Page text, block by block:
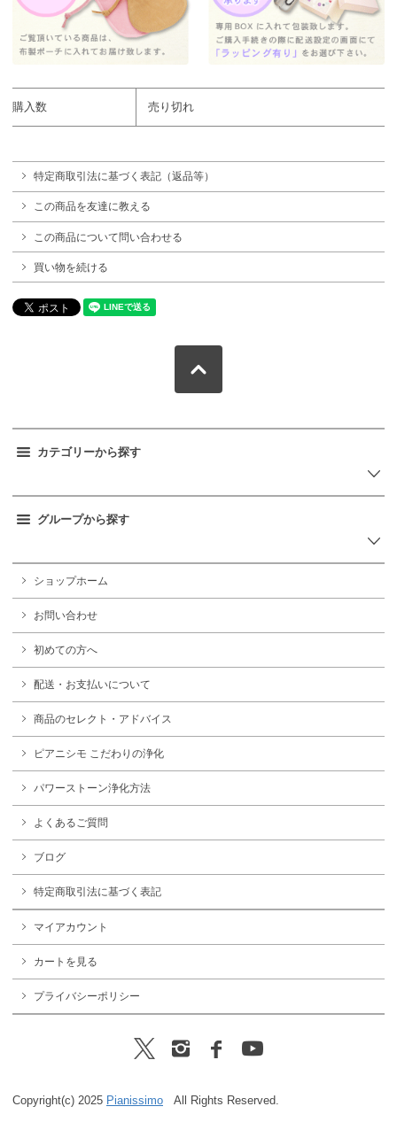
購入数 売り切れ
特定商取引法に基づく表記（返品等）
この商品を友達に教える
この商品について問い合わせる
買い物を続ける
カテゴリーから探す
グループから探す
ショップホーム
お問い合わせ
初めての方へ
配送・お支払いについて
商品のセレクト・アドバイス
ピアニシモ こだわりの浄化
パワーストーン浄化方法
よくあるご質問
ブログ
特定商取引法に基づく表記
マイアカウント
カートを見る
プライバシーポリシー
Copyright(c) 2025 Pianissimo All Rights Reserved.